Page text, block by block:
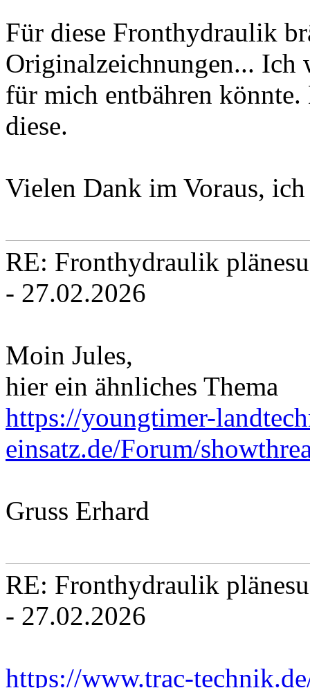
Für diese Fronthydraulik
Originalzeichnungen... Ich
für mich entbähren
diese.
Vielen Dank im Voraus,
RE: Fronthydraulik
- 27.02.2026
Moin Jules,
hier ein ähnliches Thema
https://youngtimer-
einsatz.de/Forum/
Gruss Erhard
RE: Fronthydraulik
- 27.02.2026
https://www.trac-